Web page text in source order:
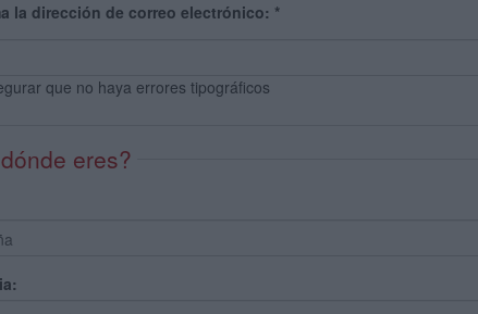
la dirección de correo electrónico: *
que no haya errores tipográficos
eres?